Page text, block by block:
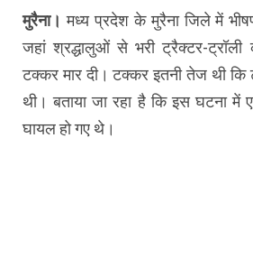
मुरैना।मध्य प्रदेश के मुरैना जिले में
जहां श्रद्धालुओं से भरी ट्रैक्टर-
टक्कर मार दी। टक्कर इतनी तेज थी कि
थी। बताया जा रहा है कि इस घटना में
घायल हो गए थे।